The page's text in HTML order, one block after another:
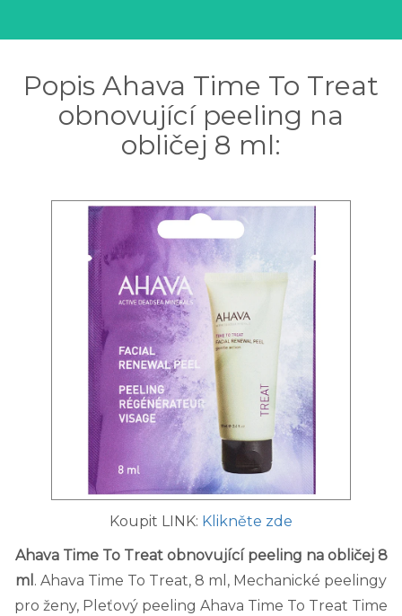
Popis Ahava Time To Treat
obnovující peeling na
obličej 8 ml:
Koupit LINK: Klikněte zde
Ahava Time To Treat obnovující peeling na obličej 8
ml . Ahava Time To Treat, 8 ml, Mechanické peelingy
pro ženy, Pleťový peeling Ahava Time To Treat Time